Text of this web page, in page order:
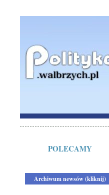
POLECAMY
Archiwum newsów (kliknij)